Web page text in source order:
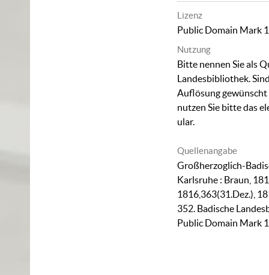
Lizenz
Public Domain Mark
Nutzung
Bitte nennen Sie als
Landesbibliothek.
Auflösung
nutzen Sie bitte das
ular.
Quellenangabe
Großherzoglich-
Karlsruhe : Braun,
1816,363(31.Dez.),
352. Badische
Public Domain Mark